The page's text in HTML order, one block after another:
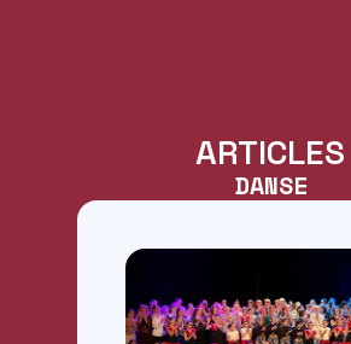
ARTICLES
DANSE